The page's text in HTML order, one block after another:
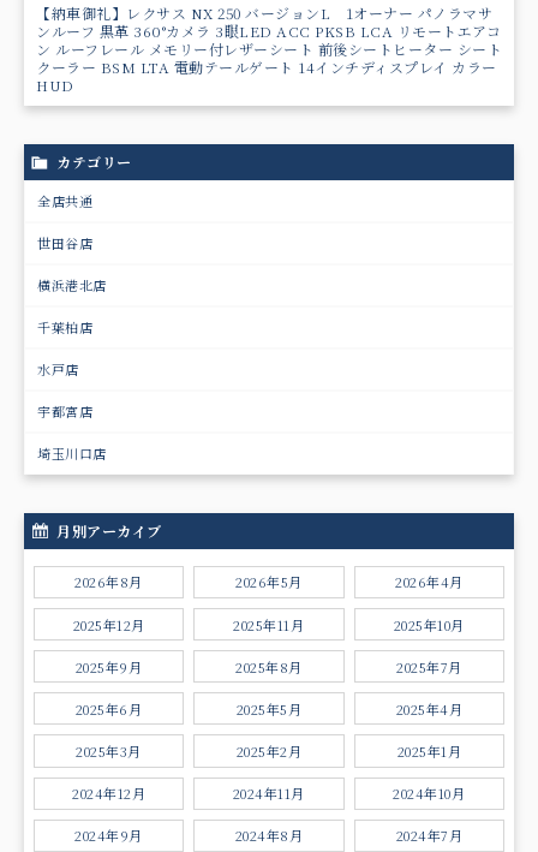
【納車御礼】レクサス NX 250 バージョンL 1オーナー パノラマサ
ンルーフ 黒革 360°カメラ 3眼LED ACC PKSB LCA リモートエアコ
ン ルーフレール メモリー付レザーシート 前後シートヒーター シート
クーラー BSM LTA 電動テールゲート 14インチディスプレイ カラー
HUD
カテゴリー
全店共通
世田谷店
横浜港北店
千葉柏店
水戸店
宇都宮店
埼玉川口店
月別アーカイブ
2026年8月 2026年5月 2026年4月
2025年12月 2025年11月 2025年10月
2025年9月 2025年8月 2025年7月
2025年6月 2025年5月 2025年4月
2025年3月 2025年2月 2025年1月
2024年12月 2024年11月 2024年10月
2024年9月 2024年8月 2024年7月